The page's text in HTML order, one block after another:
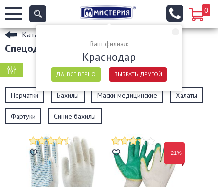
Ваш филиал:
Краснодар
ДА, ВСЕ ВЕРНО ВЫБРАТЬ ДРУГОЙ
0
Каталог
Спецодежда оптом в Краснодаре
Перчатки Бахилы Маски медицинские Халаты
Фартуки Синие бахилы
−21%